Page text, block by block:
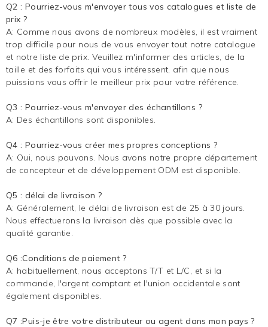
Q2 : Pourriez-vous m'envoyer tous vos catalogues et liste de
prix ?
A: Comme nous avons de nombreux modèles, il est vraiment
trop difficile pour nous de vous envoyer tout notre catalogue
et notre liste de prix. Veuillez m'informer des articles, de la
taille et des forfaits qui vous intéressent, afin que nous
puissions vous offrir le meilleur prix pour votre référence.
Q3 : Pourriez-vous m'envoyer des échantillons ?
A: Des échantillons sont disponibles.
Q4 : Pourriez-vous créer mes propres conceptions ?
A: Oui, nous pouvons. Nous avons notre propre département
de concepteur et de développement ODM est disponible.
Q5 : délai de livraison ?
A: Généralement, le délai de livraison est de 25 à 30 jours.
Nous effectuerons la livraison dès que possible avec la
qualité garantie.
Q6 :Conditions de paiement ?
A: habituellement, nous acceptons T/T et L/C, et si la
commande, l'argent comptant et l'union occidentale sont
également disponibles.
Q7 :Puis-je être votre distributeur ou agent dans mon pays ?